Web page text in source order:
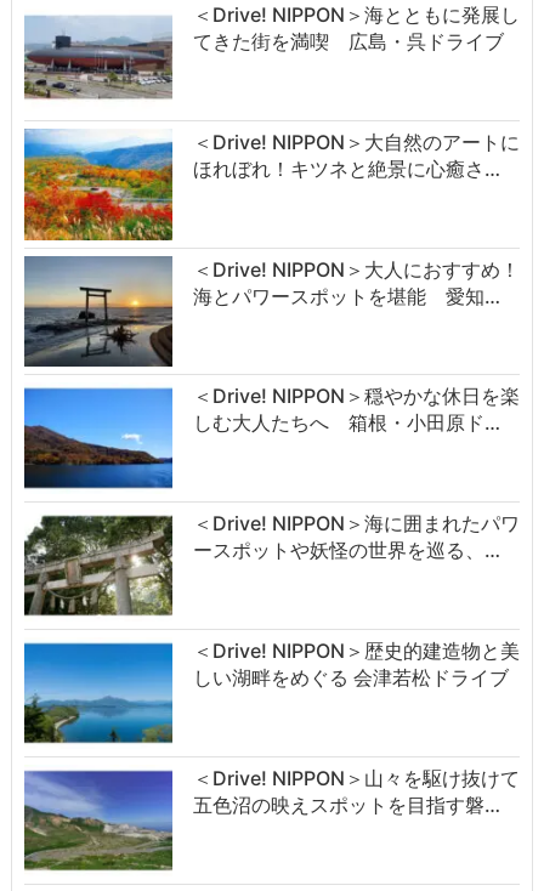
＜Drive! NIPPON＞海とともに発展し
てきた街を満喫 広島・呉ドライブ
＜Drive! NIPPON＞大自然のアートに
ほれぼれ！キツネと絶景に心癒さ…
＜Drive! NIPPON＞大人におすすめ！
海とパワースポットを堪能 愛知…
＜Drive! NIPPON＞穏やかな休日を楽
しむ大人たちへ 箱根・小田原ド…
＜Drive! NIPPON＞海に囲まれたパワ
ースポットや妖怪の世界を巡る、…
＜Drive! NIPPON＞歴史的建造物と美
しい湖畔をめぐる 会津若松ドライブ
＜Drive! NIPPON＞山々を駆け抜けて
五色沼の映えスポットを目指す磐…